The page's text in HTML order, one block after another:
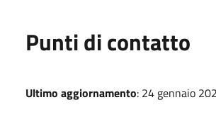
Punti di contatto
Ultimo aggiornamento: 24 gennaio